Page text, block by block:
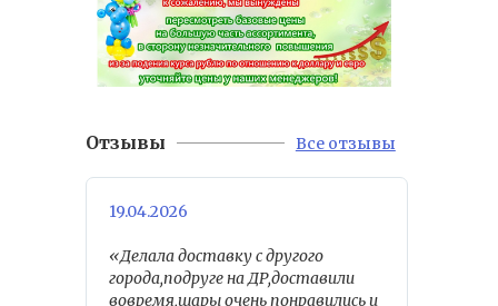
Отзывы Все отзывы
19.04.2026
«Делала доставку с другого
города,подруге на ДР,доставили
вовремя,шары очень понравились и